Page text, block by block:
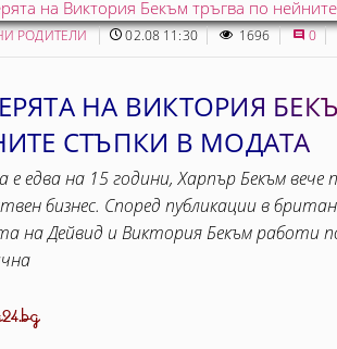
РОДИТЕЛИ 02.08 11:30 1696 0
НА ВИКТОРИЯ
СТЪПКИ В МОДАТА
е едва на 15 години, Харпър Бекъм вече
бизнес. Според публикации в
на Дейвид и Виктория Бекъм работи